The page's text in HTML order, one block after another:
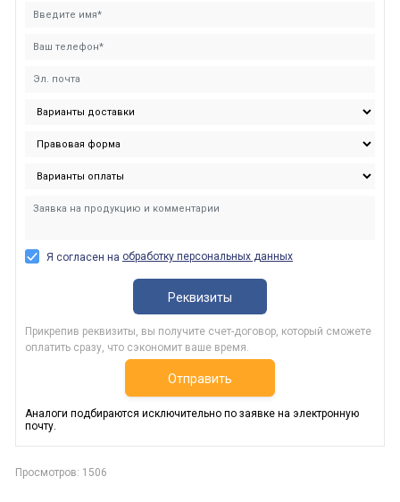
Я согласен на обработку персональных данных
Реквизиты
Прикрепив реквизиты, вы получите счет-договор, который сможете
оплатить сразу, что сэкономит ваше время.
Отправить
Аналоги подбираются исключительно по заявке на электронную
почту.
Просмотров: 1506